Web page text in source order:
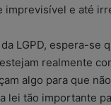
imprevisível e até
LGPD, espera-se
realmente
algo para que
lei tão importante